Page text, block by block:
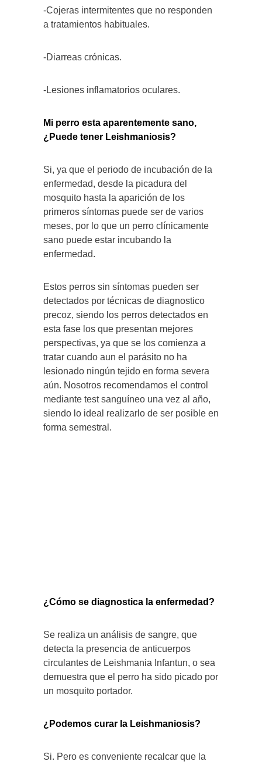
-Cojeras intermitentes que no responden
a tratamientos habituales.
-Diarreas crónicas.
-Lesiones inflamatorios oculares.
Mi perro esta aparentemente sano,
¿Puede tener Leishmaniosis?
Si, ya que el periodo de incubación de la
enfermedad, desde la picadura del
mosquito hasta la aparición de los
primeros síntomas puede ser de varios
meses, por lo que un perro clínicamente
sano puede estar incubando la
enfermedad.
Estos perros sin síntomas pueden ser
detectados por técnicas de diagnostico
precoz, siendo los perros detectados en
esta fase los que presentan mejores
perspectivas, ya que se los comienza a
tratar cuando aun el parásito no ha
lesionado ningún tejido en forma severa
aún. Nosotros recomendamos el control
mediante test sanguíneo una vez al año,
siendo lo ideal realizarlo de ser posible en
forma semestral.
¿Cómo se diagnostica la enfermedad?
Se realiza un análisis de sangre, que
detecta la presencia de anticuerpos
circulantes de Leishmania Infantun, o sea
demuestra que el perro ha sido picado por
un mosquito portador.
¿Podemos curar la Leishmaniosis?
Si. Pero es conveniente recalcar que la